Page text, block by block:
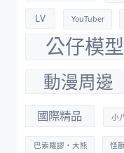
LV YouTuber
公仔模型
動漫周邊
國際精品 小
巴索羅謬・大熊 怪